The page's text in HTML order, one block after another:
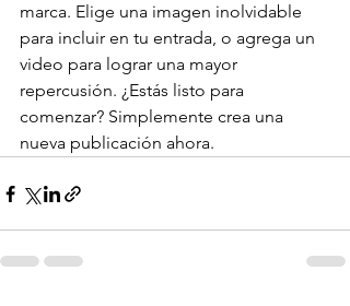
marca. Elige una imagen inolvidable
para incluir en tu entrada, o agrega un
video para lograr una mayor
repercusión. ¿Estás listo para
comenzar? Simplemente crea una
nueva publicación ahora.